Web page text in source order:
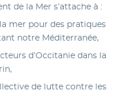
de la Mer s’attache à :
mer pour des pratiques
notre Méditerranée,
d’Occitanie dans la
de lutte contre les